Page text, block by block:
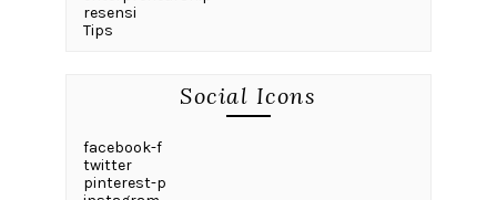
resensi
Tips
Social Icons
facebook-f
twitter
pinterest-p